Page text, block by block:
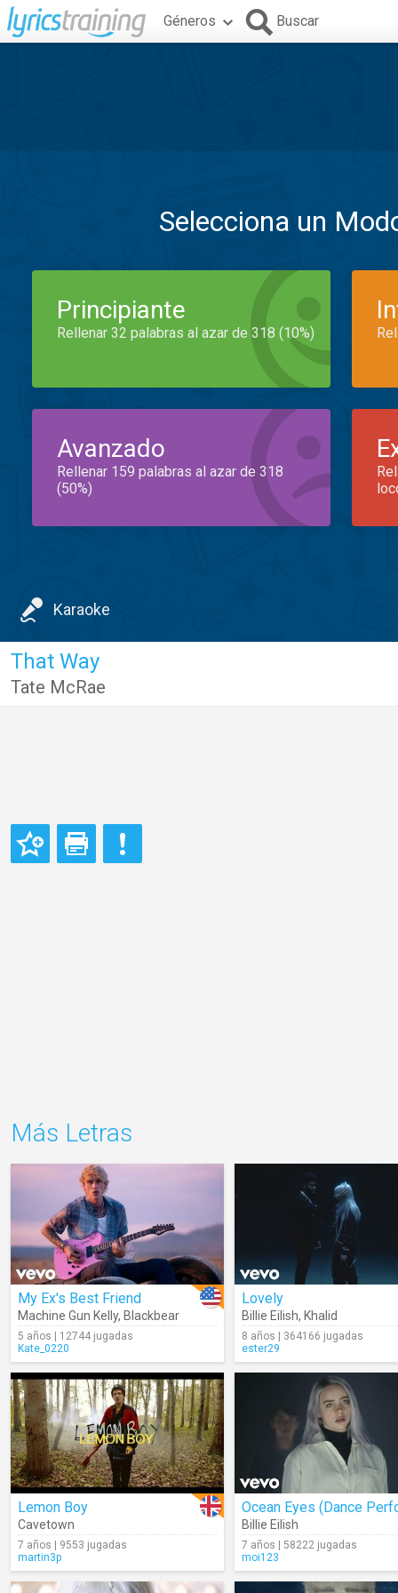
Géneros Buscar
Selecciona un
Principiante
Rellenar 32 palabras al azar de 318 (10%)
Avanzado
Rellenar 159 palabras al azar de 318
(50%)
Karaoke
That Way
Tate McRae
Más Letras
My Ex's Best Friend
Machine Gun Kelly, Blackbear
5 años | 12744 jugadas
Kate_0220
Lovely
Billie Eilish, Khalid
8 años | 364166 jugadas
ester29
Lemon Boy
Cavetown
7 años | 9553 jugadas
martin3p
Billie Eilish
7 años | 58222 jugadas
moi123